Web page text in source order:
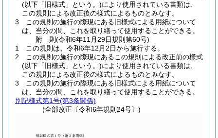
(以下「旧様式」という。)により使用されている書類は、
この規則による改正後の様式によるものとみなす。
3
この規則の施行の際現にある旧様式による用紙について
は、当分の間、これを取り繕って使用することができる。
附 則(令和6年11月29日規則第60号)
1
この規則は、令和6年12月2日から施行する。
2
この規則の施行の際現にあるこの規則による改正前の様式
(以下「旧様式」という。)により使用されている書類は、
この規則による改正後の様式によるものとみなす。
3
この規則の施行の際現にある旧様式による用紙について
は、当分の間、これを取り繕って使用することができる。
別記様式第1号(第3条関係)
(全部改正〔令和6年規則24号〕)